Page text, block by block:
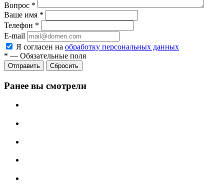
Вопрос *
Ваше имя *
Телефон *
E-mail
Я согласен на обработку персональных данных
* — Обязательные поля
Отправить Сбросить
Ранее вы смотрели